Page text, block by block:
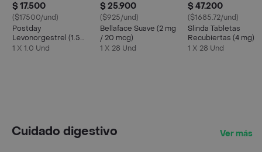
$ 17.500
($17500/und)
Postday
Levonorgestrel (1.5
mg)
1 X 1.0 Und
$ 25.900
($925/und)
Bellaface Suave (2 mg
/ 20 mcg)
1 X 28 Und
$ 47.200
($1685.72/und)
Slinda Tabletas
Recubiertas (4 mg)
1 X 28 Und
Cuidado digestivo Ver más